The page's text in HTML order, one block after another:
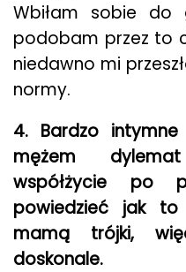
Wbiłam sobie do
podobam przez to
niedawno mi
normy.
4. Bardzo
mężem
współżycie po
powiedzieć jak
mamą trójki,
doskonale.